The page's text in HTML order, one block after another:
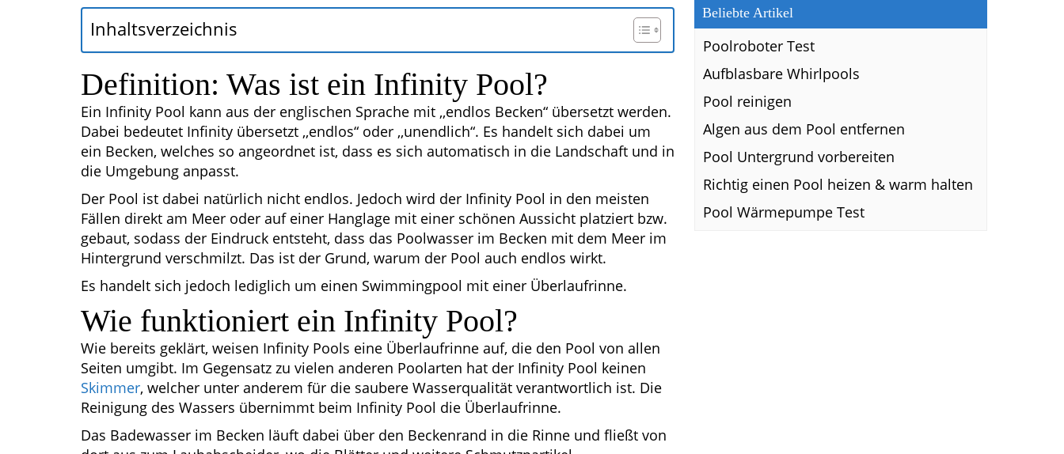
Inhaltsverzeichnis
Definition: Was ist ein Infinity Pool?
Ein Infinity Pool kann aus der englischen Sprache mit ,,endlos Becken“ übersetzt werden.
Dabei bedeutet Infinity übersetzt ,,endlos“ oder ,,unendlich“. Es handelt sich dabei um
ein Becken, welches so angeordnet ist, dass es sich automatisch in die Landschaft und in
die Umgebung anpasst.
Der Pool ist dabei natürlich nicht endlos. Jedoch wird der Infinity Pool in den meisten
Fällen direkt am Meer oder auf einer Hanglage mit einer schönen Aussicht platziert bzw.
gebaut, sodass der Eindruck entsteht, dass das Poolwasser im Becken mit dem Meer im
Hintergrund verschmilzt. Das ist der Grund, warum der Pool auch endlos wirkt.
Es handelt sich jedoch lediglich um einen Swimmingpool mit einer Überlaufrinne.
Wie funktioniert ein Infinity Pool?
Wie bereits geklärt, weisen Infinity Pools eine Überlaufrinne auf, die den Pool von allen
Seiten umgibt. Im Gegensatz zu vielen anderen Poolarten hat der Infinity Pool keinen
Skimmer, welcher unter anderem für die saubere Wasserqualität verantwortlich ist. Die
Reinigung des Wassers übernimmt beim Infinity Pool die Überlaufrinne.
Das Badewasser im Becken läuft dabei über den Beckenrand in die Rinne und fließt von
Beliebte Artikel
Poolroboter Test
Aufblasbare Whirlpools
Pool reinigen
Algen aus dem Pool entfernen
Pool Untergrund vorbereiten
Richtig einen Pool heizen & warm halten
Pool Wärmepumpe Test